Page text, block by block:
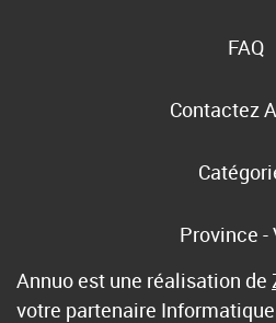
FAQ
Contactez
Province -
Annuo est une réalisation de
votre partenaire